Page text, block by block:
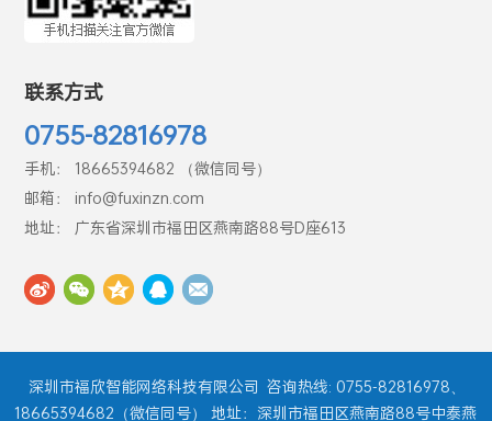
联系方式
0755-82816978
手机： 18665394682 （微信同号）
邮箱： info@fuxinzn.com
地址： 广东省深圳市福田区燕南路88号D座613
深圳市福欣智能网络科技有限公司 咨询热线: 0755-82816978、
18665394682（微信同号） 地址：深圳市福田区燕南路88号中泰燕